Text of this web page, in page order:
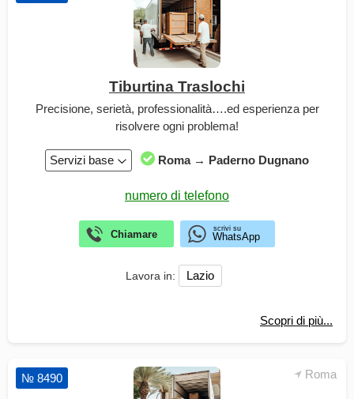
Tiburtina Traslochi
Precisione, serietà, professionalità….ed esperienza per
risolvere ogni problema!
Servizi base Roma → Paderno Dugnano
Lavora in: Lazio
Scopri di più...
Roma
№ 8490